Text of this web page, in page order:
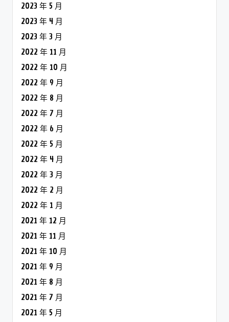
2023 年 5 月
2023 年 4 月
2023 年 3 月
2022 年 11 月
2022 年 10 月
2022 年 9 月
2022 年 8 月
2022 年 7 月
2022 年 6 月
2022 年 5 月
2022 年 4 月
2022 年 3 月
2022 年 2 月
2022 年 1 月
2021 年 12 月
2021 年 11 月
2021 年 10 月
2021 年 9 月
2021 年 8 月
2021 年 7 月
2021 年 5 月